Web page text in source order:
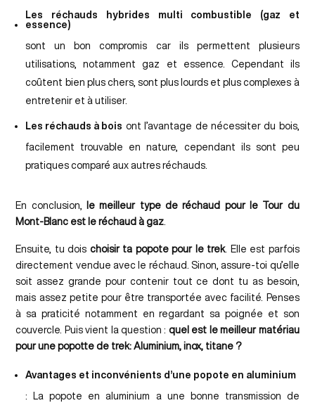
Les réchauds hybrides multi combustible (gaz et
essence)
sont un bon compromis car ils permettent plusieurs
utilisations, notamment gaz et essence. Cependant ils
coûtent bien plus chers, sont plus lourds et plus complexes à
entretenir et à utiliser.
Les réchauds à bois ont l’avantage de nécessiter du bois,
facilement trouvable en nature, cependant ils sont peu
pratiques comparé aux autres réchauds.
En conclusion,
le meilleur type de réchaud pour le Tour du
Mont-Blanc est le réchaud à gaz
Ensuite, tu dois choisir ta popote pour le trek. Elle est parfois
directement vendue avec le réchaud. Sinon, assure-toi qu’elle
soit assez grande pour contenir tout ce dont tu as besoin,
mais assez petite pour être transportée avec facilité. Penses
à sa praticité notamment en regardant sa poignée et son
couvercle. Puis vient la question : quel est le meilleur matériau
pour une popotte de trek: Aluminium, inox, titane ?
Avantages et inconvénients d’une popote en aluminium
: La popote en aluminium a une bonne transmission de